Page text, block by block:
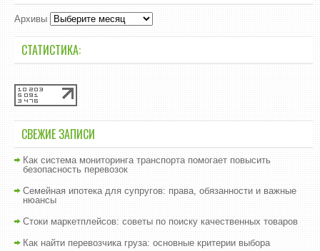
Архивы
СТАТИСТИКА:
СВЕЖИЕ ЗАПИСИ
Как система мониторинга транспорта помогает повысить
безопасность перевозок
Семейная ипотека для супругов: права, обязанности и важные
нюансы
Стоки маркетплейсов: советы по поиску качественных товаров
Как найти перевозчика груза: основные критерии выбора